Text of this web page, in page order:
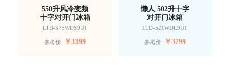
550升风冷变频
十字对开门冰箱
LTD-575WDS9U1
参考价 ￥3399
懒人 502升十字
对开门冰箱
LTD-521WDL9U1
参考价 ￥3799